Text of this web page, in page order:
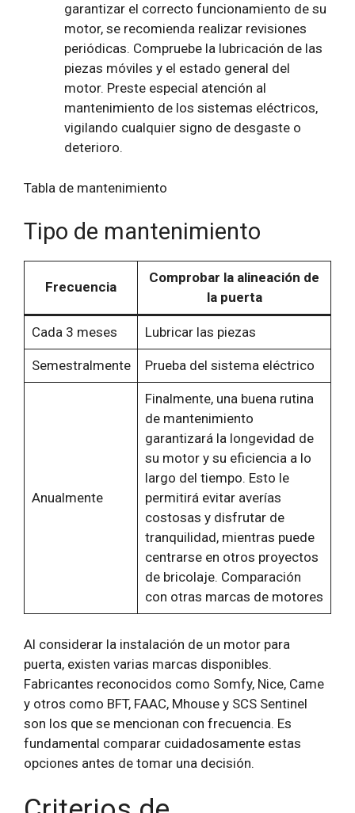
garantizar el correcto funcionamiento de su
motor, se recomienda realizar revisiones
periódicas. Compruebe la lubricación de las
piezas móviles y el estado general del
motor. Preste especial atención al
mantenimiento de los sistemas eléctricos,
vigilando cualquier signo de desgaste o
deterioro.
Tabla de mantenimiento
Tipo de mantenimiento
Frecuencia
Comprobar la alineación de
la puerta
Cada 3 meses Lubricar las piezas
Semestralmente Prueba del sistema eléctrico
Anualmente
Finalmente, una buena rutina
de mantenimiento
garantizará la longevidad de
su motor y su eficiencia a lo
largo del tiempo. Esto le
permitirá evitar averías
costosas y disfrutar de
tranquilidad, mientras puede
centrarse en otros proyectos
de bricolaje. Comparación
con otras marcas de motores
Al considerar la instalación de un motor para
puerta, existen varias marcas disponibles.
Fabricantes reconocidos como Somfy, Nice, Came
y otros como BFT, FAAC, Mhouse y SCS Sentinel
son los que se mencionan con frecuencia. Es
fundamental comparar cuidadosamente estas
opciones antes de tomar una decisión.